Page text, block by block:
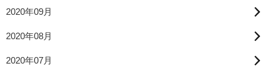
2020年09月
2020年08月
2020年07月